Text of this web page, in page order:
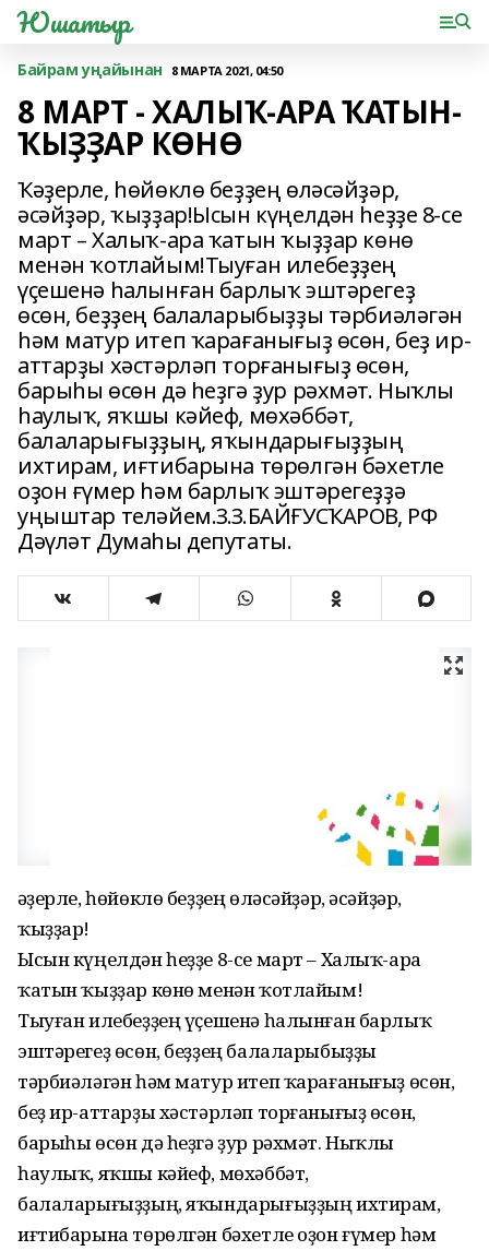
Юшатыр
Байрам уңайынан 8 МАРТА 2021, 04:50
8 МАРТ - ХАЛЫҠ-АРА ҠАТЫН-
ҠЫҘҘАР КӨНӨ
Ҡəҙерле, һөйөклө беҙҙең өлəсəйҙəр,
əсəйҙəр, ҡыҙҙар!Ысын күңелдəн һеҙҙе 8-се
март – Халыҡ-ара ҡатын ҡыҙҙар көнө
менəн ҡотлайым!Тыуған илебеҙҙең
үҫешенə һалынған барлыҡ эштəрегеҙ
өсөн, беҙҙең балаларыбыҙҙы тəрбиəлəгəн
һəм матур итеп ҡарағанығыҙ өсөн, беҙ ир-
аттарҙы хəстəрлəп торғанығыҙ өсөн,
барыһы өсөн дə һеҙгə ҙур рəхмəт. Ныҡлы
һаулыҡ, яҡшы кəйеф, мөхəббəт,
балаларығыҙҙың, яҡындарығыҙҙың
ихтирам, иғтибарына төрөлгəн бəхетле
оҙон ғүмер һəм барлыҡ эштəрегеҙҙə
уңыштар телəйем.З.З.БАЙҒУСҠАРОВ, РФ
Дəүлəт Думаһы депутаты.
Ҡəҙерле, һөйөклө беҙҙең өлəсəйҙəр, əсəйҙəр,
ҡыҙҙар!
Ысын күңелдəн һеҙҙе 8-се март – Халыҡ-ара
ҡатын ҡыҙҙар көнө менəн ҡотлайым!
Тыуған илебеҙҙең үҫешенə һалынған барлыҡ
эштəрегеҙ өсөн, беҙҙең балаларыбыҙҙы
тəрбиəлəгəн һəм матур итеп ҡарағанығыҙ өсөн,
беҙ ир-аттарҙы хəстəрлəп торғанығыҙ өсөн,
барыһы өсөн дə һеҙгə ҙур рəхмəт. Ныҡлы
һаулыҡ, яҡшы кəйеф, мөхəббəт,
балаларығыҙҙың, яҡындарығыҙҙың ихтирам,
иғтибарына төрөлгəн бəхетле оҙон ғүмер һəм